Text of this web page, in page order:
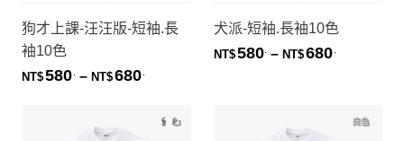
狗才上課-汪汪版-短袖.長
袖10色
NT$580 – NT$680價格範圍：NT$580. 到 NT$680.
犬派-短袖.長袖10色
NT$580 – NT$680